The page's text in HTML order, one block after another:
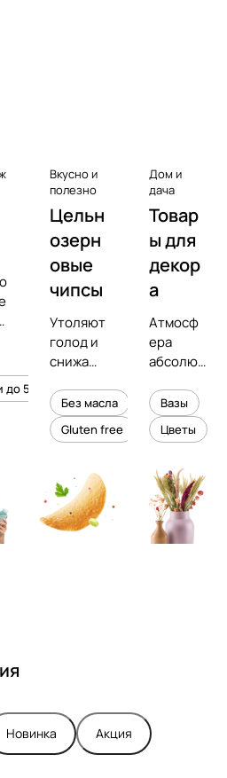
50%
Вкусно и
полезно
Цельн
озерн
овые
чипсы
Утоляют
голод и
снижают
холесте
рина
Без масла
Gluten free
Дом и
дача
Товар
ы для
декор
а
Атмосф
ера
абсолют
уюта в
вашем
интерье
Вазы
Цветы
Новинка Акция